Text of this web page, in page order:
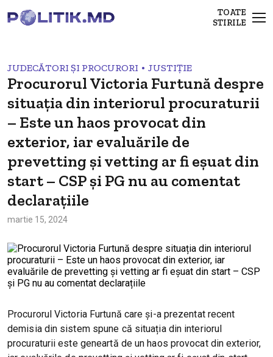
TOATE
STIRILE
JUDECĂTORI ȘI PROCURORI • JUSTIȚIE
Procurorul Victoria Furtună despre
situația din interiorul procuraturii
– Este un haos provocat din
exterior, iar evaluările de
prevetting și vetting ar fi eșuat din
start – CSP și PG nu au comentat
declarațiile
martie 15, 2024
Procurorul Victoria Furtună care și-a prezentat recent
demisia din sistem spune că situația din interiorul
procuraturii este geneartă de un haos provocat din exterior,